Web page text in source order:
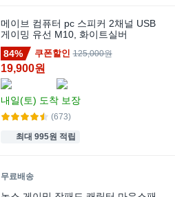
메이브 컴퓨터 pc 스피커 2채널 USB
게이밍 유선 M10, 화이트실버
84%
쿠폰할인 125,000원
19,900원
내일(토) 도착 보장
(673)
최대 995원 적립
무료배송